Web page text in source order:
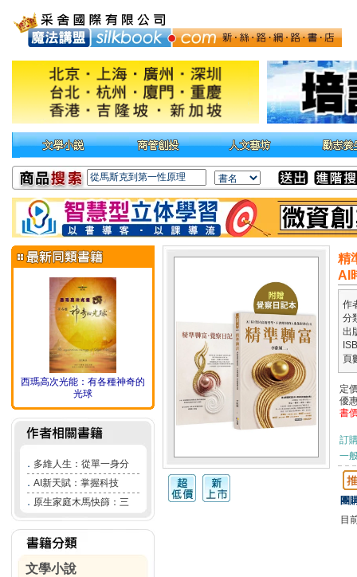
西瑪高次光能：有各種神奇的
光球
． 多維人生：從單一身分
． AI新天賦：掌握科技
． 原生家庭木馬快篩：三
文學小說
精
AI
作
分
出
頁
定
優
書
訂
一
團
目